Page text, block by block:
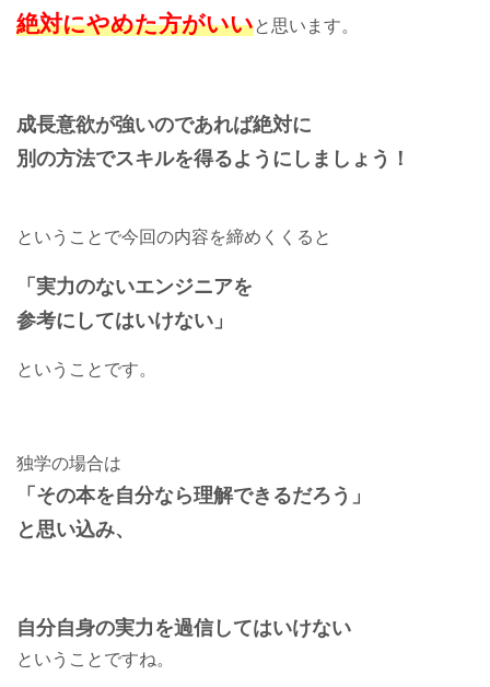
絶対にやめた方がいいと思います。
成長意欲が強いのであれば絶対に
別の方法でスキルを得るようにしましょう！
ということで今回の内容を締めくくると
「実力のないエンジニアを
参考にしてはいけない」
ということです。
独学の場合は
「その本を自分なら理解できるだろう」
と思い込み、
自分自身の実力を過信してはいけない
ということですね。